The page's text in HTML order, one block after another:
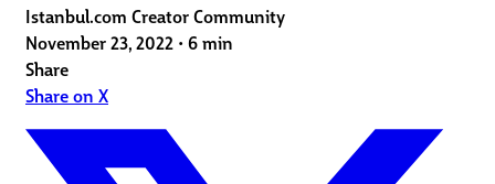
Istanbul.com Creator Community
November 23, 2022 • 6 min
Share
Share on X